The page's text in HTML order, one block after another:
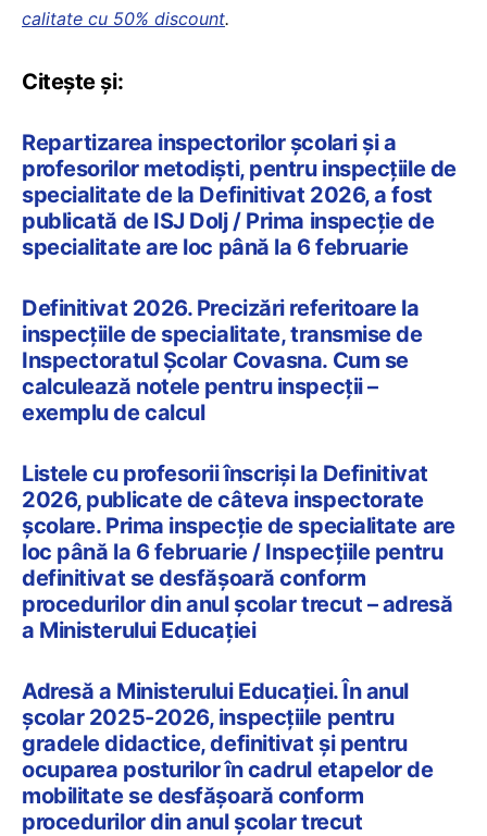
calitate cu 50% discount.
Citește și:
Repartizarea inspectorilor școlari și a
profesorilor metodiști, pentru inspecțiile de
specialitate de la Definitivat 2026, a fost
publicată de ISJ Dolj / Prima inspecție de
specialitate are loc până la 6 februarie
Definitivat 2026. Precizări referitoare la
inspecțiile de specialitate, transmise de
Inspectoratul Școlar Covasna. Cum se
calculează notele pentru inspecții –
exemplu de calcul
Listele cu profesorii înscriși la Definitivat
2026, publicate de câteva inspectorate
școlare. Prima inspecție de specialitate are
loc până la 6 februarie / Inspecțiile pentru
definitivat se desfășoară conform
procedurilor din anul școlar trecut – adresă
a Ministerului Educației
Adresă a Ministerului Educației. În anul
școlar 2025-2026, inspecțiile pentru
gradele didactice, definitivat și pentru
ocuparea posturilor în cadrul etapelor de
mobilitate se desfășoară conform
procedurilor din anul școlar trecut